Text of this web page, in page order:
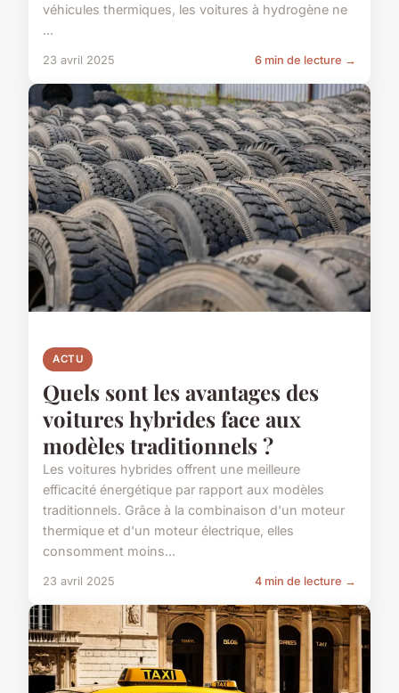
véhicules thermiques, les voitures à hydrogène ne
...
23 avril 2025 6 min de lecture →
ACTU
Quels sont les avantages des
voitures hybrides face aux
modèles traditionnels ?
Les voitures hybrides offrent une meilleure
efficacité énergétique par rapport aux modèles
traditionnels. Grâce à la combinaison d'un moteur
thermique et d'un moteur électrique, elles
consomment moins...
23 avril 2025 4 min de lecture →